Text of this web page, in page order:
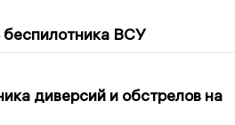
беспилотника ВСУ
диверсий и обстрелов на